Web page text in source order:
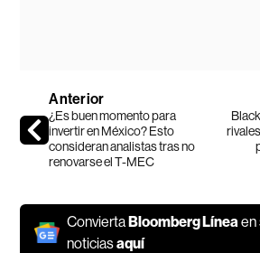
Anterior
¿Es buen momento para
invertir en México? Esto
consideran analistas tras no
renovarse el T-MEC
ConviertaBloomberg Línea en
noticiasaquí